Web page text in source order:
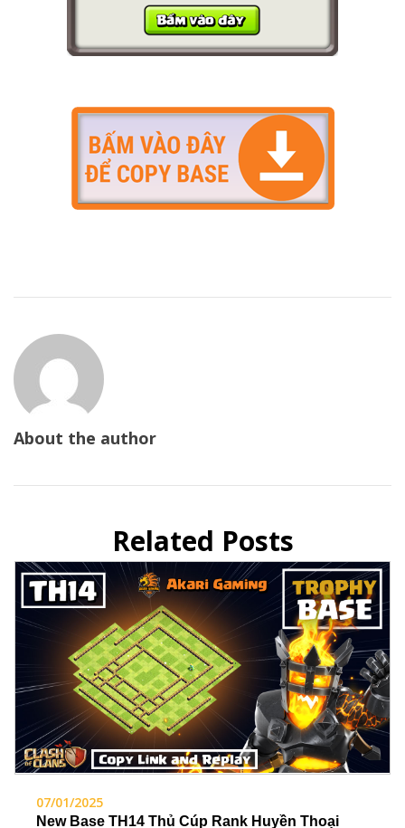
About the author
Related Posts
07/01/2025
New Base TH14 Thủ Cúp Rank Huyền Thoại